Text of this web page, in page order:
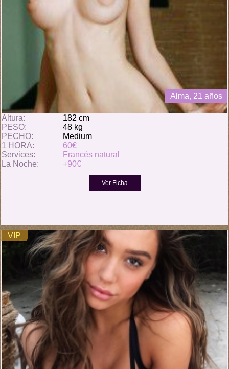
Alma, 21 años
Altura:
182 cm
PESO:
48 kg
PECHO:
Medium
1 HORA:
60€
Services:
Francés natural
La Noche:
+90€
VIP